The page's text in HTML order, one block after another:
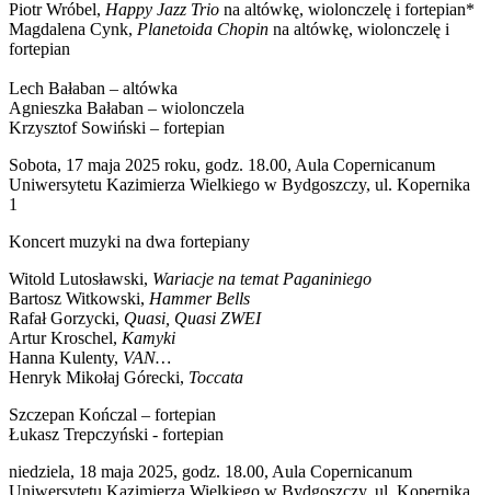
Piotr Wróbel, Happy Jazz Trio na altówkę, wiolonczelę i fortepian*
Magdalena Cynk, Planetoida Chopin na altówkę, wiolonczelę i
fortepian
Lech Bałaban – altówka
Agnieszka Bałaban – wiolonczela
Krzysztof Sowiński – fortepian
Sobota, 17 maja 2025 roku, godz. 18.00, Aula Copernicanum
Uniwersytetu Kazimierza Wielkiego w Bydgoszczy, ul. Kopernika
1
Koncert muzyki na dwa fortepiany
Witold Lutosławski, Wariacje na temat Paganiniego
Bartosz Witkowski, Hammer Bells
Rafał Gorzycki, Quasi, Quasi ZWEI
Artur Kroschel, Kamyki
Hanna Kulenty, VAN…
Henryk Mikołaj Górecki, Toccata
Szczepan Kończal – fortepian
Łukasz Trepczyński - fortepian
niedziela, 18 maja 2025, godz. 18.00, Aula Copernicanum